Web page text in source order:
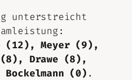
unterstreicht
(12), Meyer (9),
Drawe (8),
(0) .